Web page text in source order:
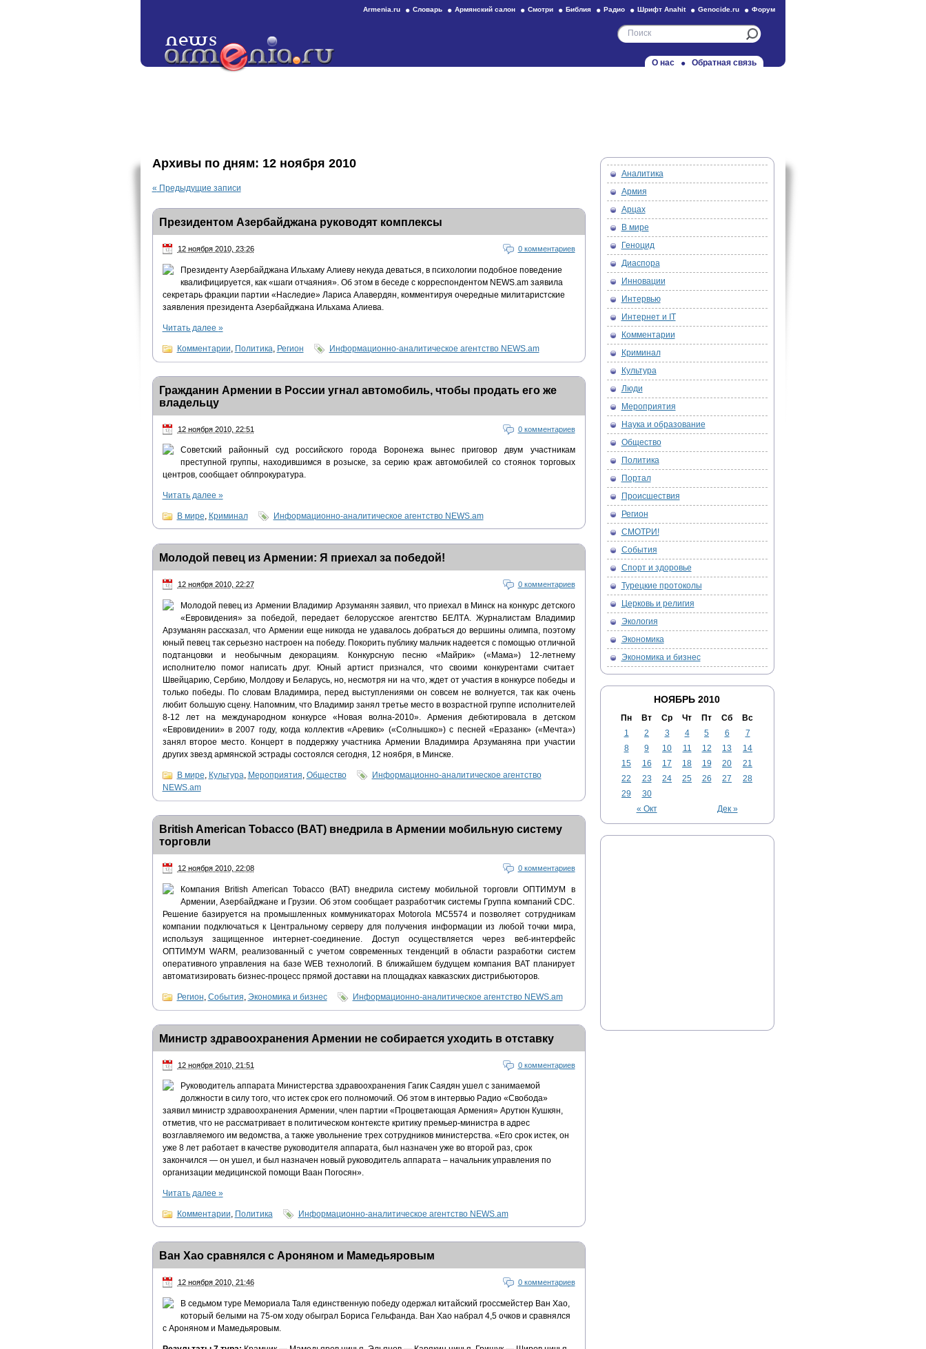
Armenia.ru Словарь Армянский салон Смотри Библия Радио Шрифт Anahit Genocide.ru Форум
О нас Обратная связь
Архивы по дням: 12 ноября 2010
« Предыдущие записи
Президентом Азербайджана руководят комплексы
12 ноября 2010, 23:26 0 комментариев
Президенту Азербайджана Ильхаму Алиеву некуда деваться, в психологии подобное поведение
квалифицируется, как «шаги отчаяния». Об этом в беседе с корреспондентом NEWS.am заявила
секретарь фракции партии «Наследие» Лариса Алавердян, комментируя очередные милитаристские
заявления президента Азербайджана Ильхама Алиева.
Читать далее »
Комментарии Политика Регион Информационно-аналитическое агентство NEWS.am
Гражданин Армении в России угнал автомобиль, чтобы продать его же
владельцу
12 ноября 2010, 22:51 0 комментариев
Советский районный суд российского города Воронежа вынес приговор двум участникам
преступной группы, находившимся в розыске, за серию краж автомобилей со стоянок торговых
центров, сообщает облпрокуратура.
Читать далее »
В мире, Криминал Информационно-аналитическое агентство NEWS.am
Молодой певец из Армении: Я приехал за победой!
12 ноября 2010, 22:27 0 комментариев
Молодой певец из Армении Владимир Арзуманян заявил, что приехал в Минск на конкурс детского
«Евровидения» за победой, передает белорусское агентство БЕЛТА. Журналистам Владимир
Арзуманян рассказал, что Армении еще никогда не удавалось добраться до вершины олимпа, поэтому
юный певец так серьезно настроен на победу. Покорить публику мальчик надеется с помощью отличной
подтанцовки и необычным декорациям. Конкурсную песню «Майрик» («Мама») 12-летнему
исполнителю помог написать друг. Юный артист признался, что своими конкурентами считает
Швейцарию, Сербию, Молдову и Беларусь, но, несмотря ни на что, ждет от участия в конкурсе победы и
только победы. По словам Владимира, перед выступлениями он совсем не волнуется, так как очень
любит большую сцену. Напомним, что Владимир занял третье место в возрастной группе исполнителей
8-12 лет на международном конкурсе «Новая волна-2010». Армения дебютировала в детском
«Евровидении» в 2007 году, когда коллектив «Аревик» («Солнышко») с песней «Еразанк» («Мечта»)
занял второе место. Концерт в поддержку участника Армении Владимира Арзуманяна при участии
других звезд армянской эстрады состоялся сегодня, 12 ноября, в Минске.
В мире, Культура, Мероприятия, Общество
Информационно-аналитическое агентство
NEWS.am
British American Tobacco (BAT) внедрила в Армении мобильную систему
торговли
12 ноября 2010, 22:08 0 комментариев
Компания British American Tobacco (BAT) внедрила систему мобильной торговли ОПТИМУМ в
Армении, Азербайджане и Грузии. Об этом сообщает разработчик системы Группа компаний CDC.
Решение базируется на промышленных коммуникаторах Motorola MC5574 и позволяет сотрудникам
компании подключаться к Центральному серверу для получения информации из любой точки мира,
используя защищенное интернет-соединение. Доступ осуществляется через веб-интерфейс
ОПТИМУМ WARM, реализованный с учетом современных тенденций в области разработки систем
оперативного управления на базе WEB технологий. В ближайшем будущем компания BAT планирует
автоматизировать бизнес-процесс прямой доставки на площадках кавказских дистрибьюторов.
Регион События Экономика и бизнес Информационно-аналитическое агентство NEWS.am
Министр здравоохранения Армении не собирается уходить в отставку
12 ноября 2010, 21:51 0 комментариев
Руководитель аппарата Министерства здравоохранения Гагик Саядян ушел с занимаемой
должности в силу того, что истек срок его полномочий. Об этом в интервью Радио «Свобода»
заявил министр здравоохранения Армении, член партии «Процветающая Армения» Арутюн Кушкян,
отметив, что не рассматривает в политическом контексте критику премьер-министра в адрес
возглавляемого им ведомства, а также увольнение трех сотрудников министерства. «Его срок истек, он
уже 8 лет работает в качестве руководителя аппарата, был назначен уже во второй раз, срок
закончился — он ушел, и был назначен новый руководитель аппарата – начальник управления по
организации медицинской помощи Ваан Погосян».
Читать далее »
Комментарии, Политика Информационно-аналитическое агентство NEWS.am
Ван Хао сравнялся с Ароняном и Мамедьяровым
12 ноября 2010, 21:46 0 комментариев
В седьмом туре Мемориала Таля единственную победу одержал китайский гроссмейстер Ван Хао,
который белыми на 75-ом ходу обыграл Бориса Гельфанда. Ван Хао набрал 4,5 очков и сравнялся
с Ароняном и Мамедьяровым.
Аналитика
Армия
Арцах
В мире
Геноцид
Диаспора
Инновации
Интервью
Интернет и IT
Комментарии
Криминал
Культура
Люди
Мероприятия
Наука и образование
Общество
Политика
Портал
Происшествия
Регион
СМОТРИ!
События
Спорт и здоровье
Турецкие протоколы
Церковь и религия
Экология
Экономика
Экономика и бизнес
НОЯБРЬ 2010
Пн Вт Ср Чт Пт Сб Вс
« Окт Дек »
1 2 3 4 5 6
7
8
9 10 11 12 13
14
15
16 17 18 19 20
21
22
23 24 25 26 27
28
29
30